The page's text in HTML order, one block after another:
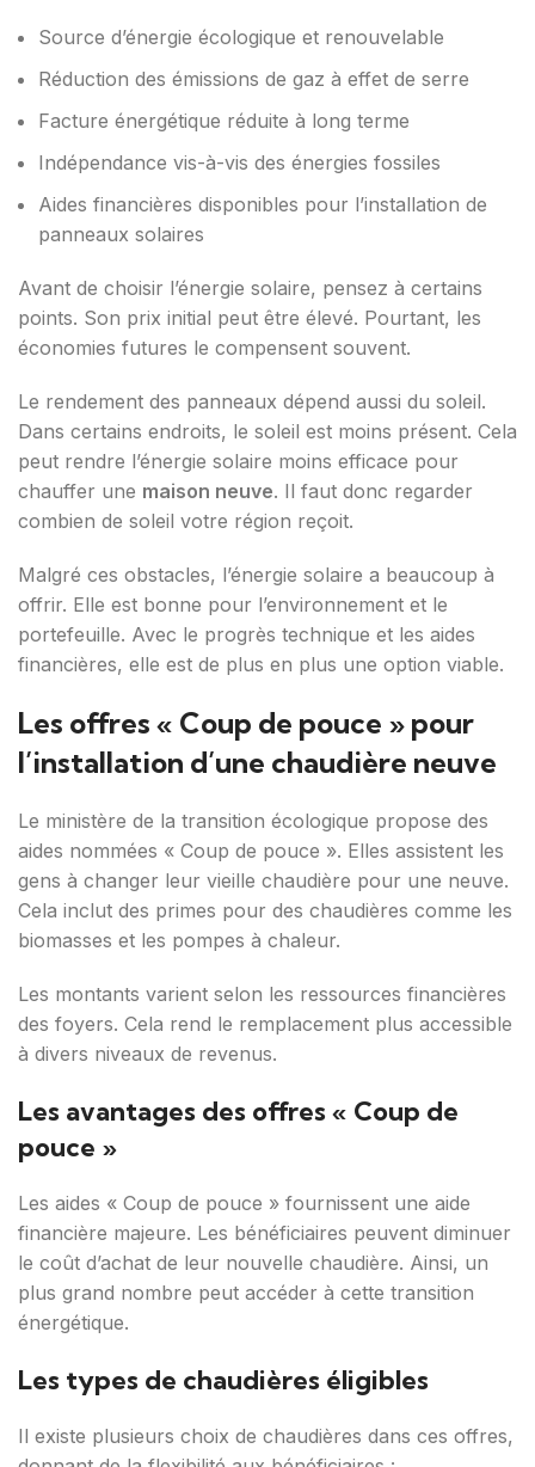
Source d’énergie écologique et renouvelable
Réduction des émissions de gaz à effet de serre
Facture énergétique réduite à long terme
Indépendance vis-à-vis des énergies fossiles
Aides financières disponibles pour l’installation de
panneaux solaires
Avant de choisir l’énergie solaire, pensez à certains
points. Son prix initial peut être élevé. Pourtant, les
économies futures le compensent souvent.
Le rendement des panneaux dépend aussi du soleil.
Dans certains endroits, le soleil est moins présent. Cela
peut rendre l’énergie solaire moins efficace pour
chauffer une maison neuve. Il faut donc regarder
combien de soleil votre région reçoit.
Malgré ces obstacles, l’énergie solaire a beaucoup à
offrir. Elle est bonne pour l’environnement et le
portefeuille. Avec le progrès technique et les aides
financières, elle est de plus en plus une option viable.
Les offres « Coup de pouce » pour
l’installation d’une chaudière neuve
Le ministère de la transition écologique propose des
aides nommées « Coup de pouce ». Elles assistent les
gens à changer leur vieille chaudière pour une neuve.
Cela inclut des primes pour des chaudières comme les
biomasses et les pompes à chaleur.
Les montants varient selon les ressources financières
des foyers. Cela rend le remplacement plus accessible
à divers niveaux de revenus.
Les avantages des offres « Coup de
pouce »
Les aides « Coup de pouce » fournissent une aide
financière majeure. Les bénéficiaires peuvent diminuer
le coût d’achat de leur nouvelle chaudière. Ainsi, un
plus grand nombre peut accéder à cette transition
énergétique.
Les types de chaudières éligibles
Il existe plusieurs choix de chaudières dans ces offres,